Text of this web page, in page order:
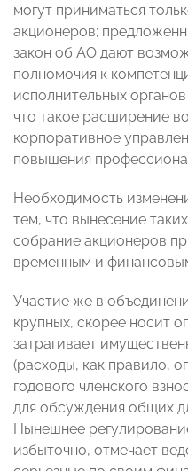
могут приниматься
акционеров;
закон об АО дают
полномочия к
исполнительных
что такое расширение
корпоративное
повышения
Необходимость
тем, что вынесение
собрание акционеров
временным и
Участие же в
крупных, скорее носит
затрагивает
(расходы, как правило,
годового членского
для обсуждения общих
Нынешнее
избыточно, отмечает